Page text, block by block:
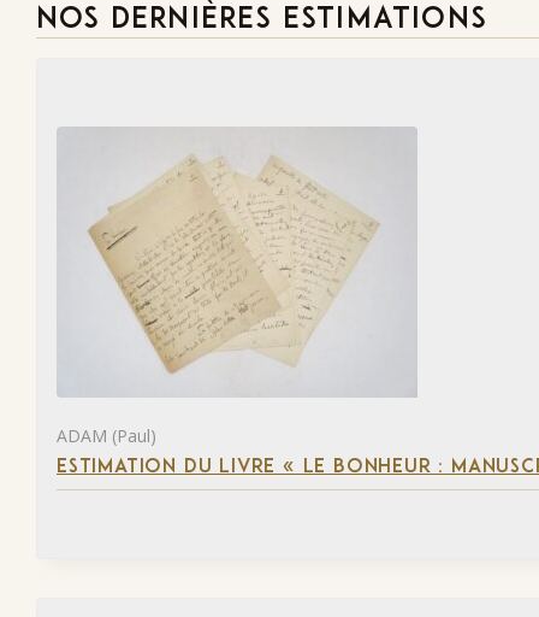
NOS DERNIÈRES ESTIMATIONS
ADAM (Paul)
ESTIMATION DU LIVRE « LE BONHEUR :